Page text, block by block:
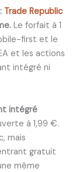
Trade Republic
Le forfait à 1
first et le
et les actions
intégré ni
intégré
à 1,99 €.
mais
gratuit
même